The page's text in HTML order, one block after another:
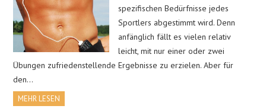
spezifischen Bedürfnisse jedes
Sportlers abgestimmt wird. Denn
anfänglich fällt es vielen relativ
leicht, mit nur einer oder zwei
Übungen zufriedenstellende Ergebnisse zu erzielen. Aber für
den…
MEHR LESEN